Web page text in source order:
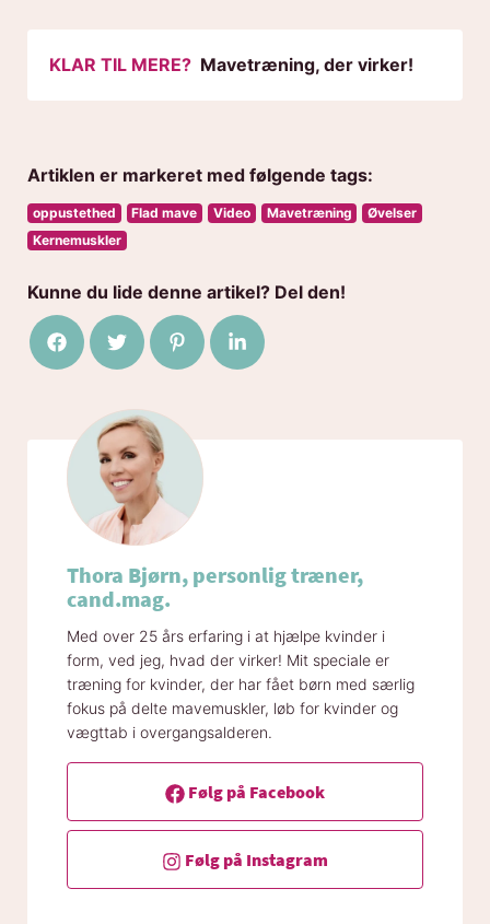
KLAR TIL MERE? Mavetræning, der virker!
Artiklen er markeret med følgende tags:
oppustethed Flad mave Video Mavetræning
Øvelser
Kernemuskler
Kunne du lide denne artikel? Del den!
Del på Facebook
Del på TwitterDel på Pinterest
Del på LinkedIn
Thora Bjørn, personlig træner,
cand.mag.
Med over 25 års erfaring i at hjælpe kvinder i
form, ved jeg, hvad der virker! Mit speciale er
træning for kvinder, der har fået børn med særlig
fokus på delte mavemuskler, løb for kvinder og
vægttab i overgangsalderen.
Følg på Facebook
Følg på Instagram